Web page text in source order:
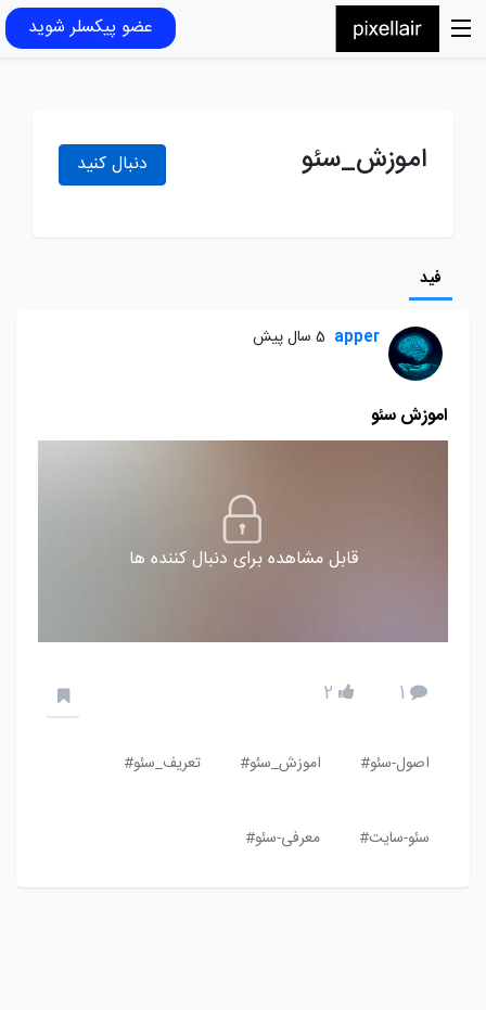
عضو پیکسلر شوید
اموزش_سئو دنبال کنید
فید
apper 5 سال پیش
اموزش سئو
قابل مشاهده برای دنبال کننده ها
1
2
اصول-سئو# اموزش_سئو# تعریف_سئو#
سئو-سایت# معرفی-سئو#